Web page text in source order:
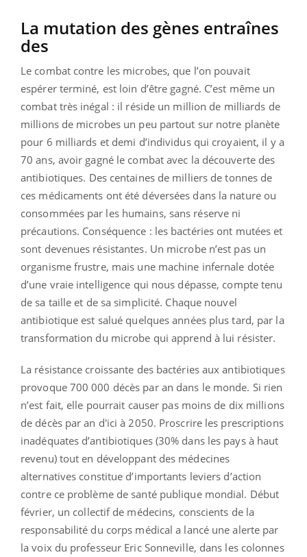
La mutation des gènes entraînes
des
Le combat contre les microbes, que l’on pouvait
espérer terminé, est loin d’être gagné. C’est même un
combat très inégal : il réside un million de milliards de
millions de microbes un peu partout sur notre planète
pour 6 milliards et demi d’individus qui croyaient, il y a
70 ans, avoir gagné le combat avec la découverte des
antibiotiques. Des centaines de milliers de tonnes de
ces médicaments ont été déversées dans la nature ou
consommées par les humains, sans réserve ni
précautions. Conséquence : les bactéries ont mutées et
sont devenues résistantes. Un microbe n’est pas un
organisme frustre, mais une machine infernale dotée
d’une vraie intelligence qui nous dépasse, compte tenu
de sa taille et de sa simplicité. Chaque nouvel
antibiotique est salué quelques années plus tard, par la
transformation du microbe qui apprend à lui résister.
La résistance croissante des bactéries aux antibiotiques
provoque 700 000 décès par an dans le monde. Si rien
n’est fait, elle pourrait causer pas moins de dix millions
de décès par an d'ici à 2050. Proscrire les prescriptions
inadéquates d’antibiotiques (30% dans les pays à haut
revenu) tout en développant des médecines
alternatives constitue d’importants leviers d’action
contre ce problème de santé publique mondial. Début
février, un collectif de médecins, conscients de la
responsabilité du corps médical a lancé une alerte par
la voix du professeur Eric Sonneville, dans les colonnes